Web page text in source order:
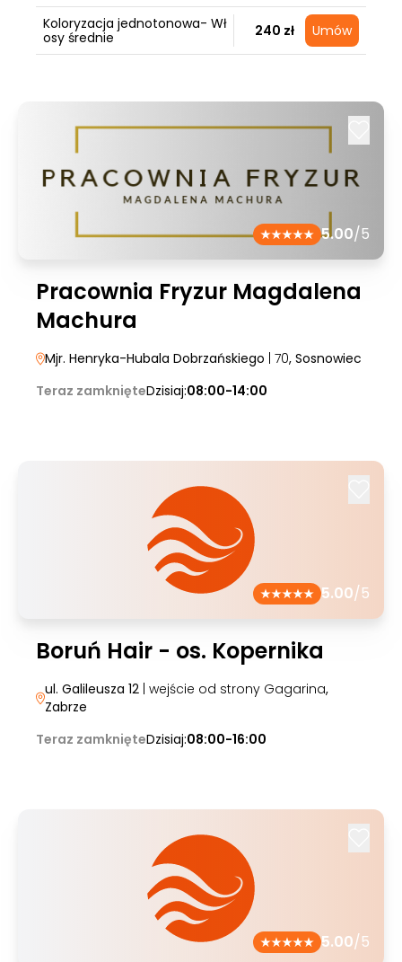
Koloryzacja jednotonowa- Wł
osy średnie
240 zł Umów
5.00/5
Pracownia Fryzur Magdalena
Machura
Mjr. Henryka-Hubala Dobrzańskiego | 70, Sosnowiec
Teraz zamknięteDzisiaj:08:00-14:00
5.00/5
Boruń Hair - os. Kopernika
ul. Galileusza 12| wejście od strony Gagarina,
Zabrze
Teraz zamknięteDzisiaj:08:00-16:00
5.00/5